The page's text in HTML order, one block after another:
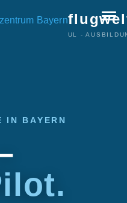
UL -
IN BAYERN